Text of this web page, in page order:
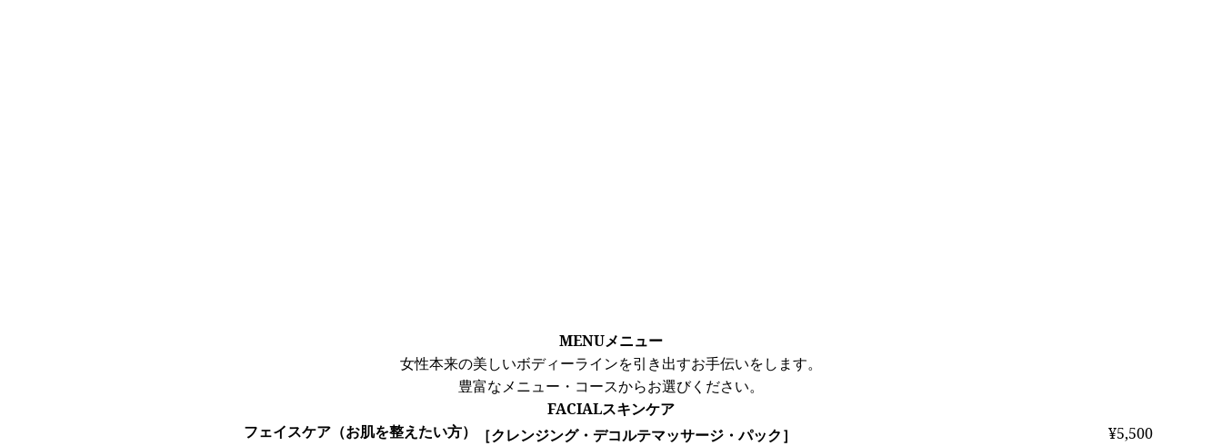
MENUメニュー
女性本来の美しいボディーラインを引き出すお手伝いをします。
豊富なメニュー・コースからお選びください。
FACIALスキンケア
フェイスケア（お肌を整えたい方） ［クレンジング・デコルテマッサージ・パック］
¥5,500